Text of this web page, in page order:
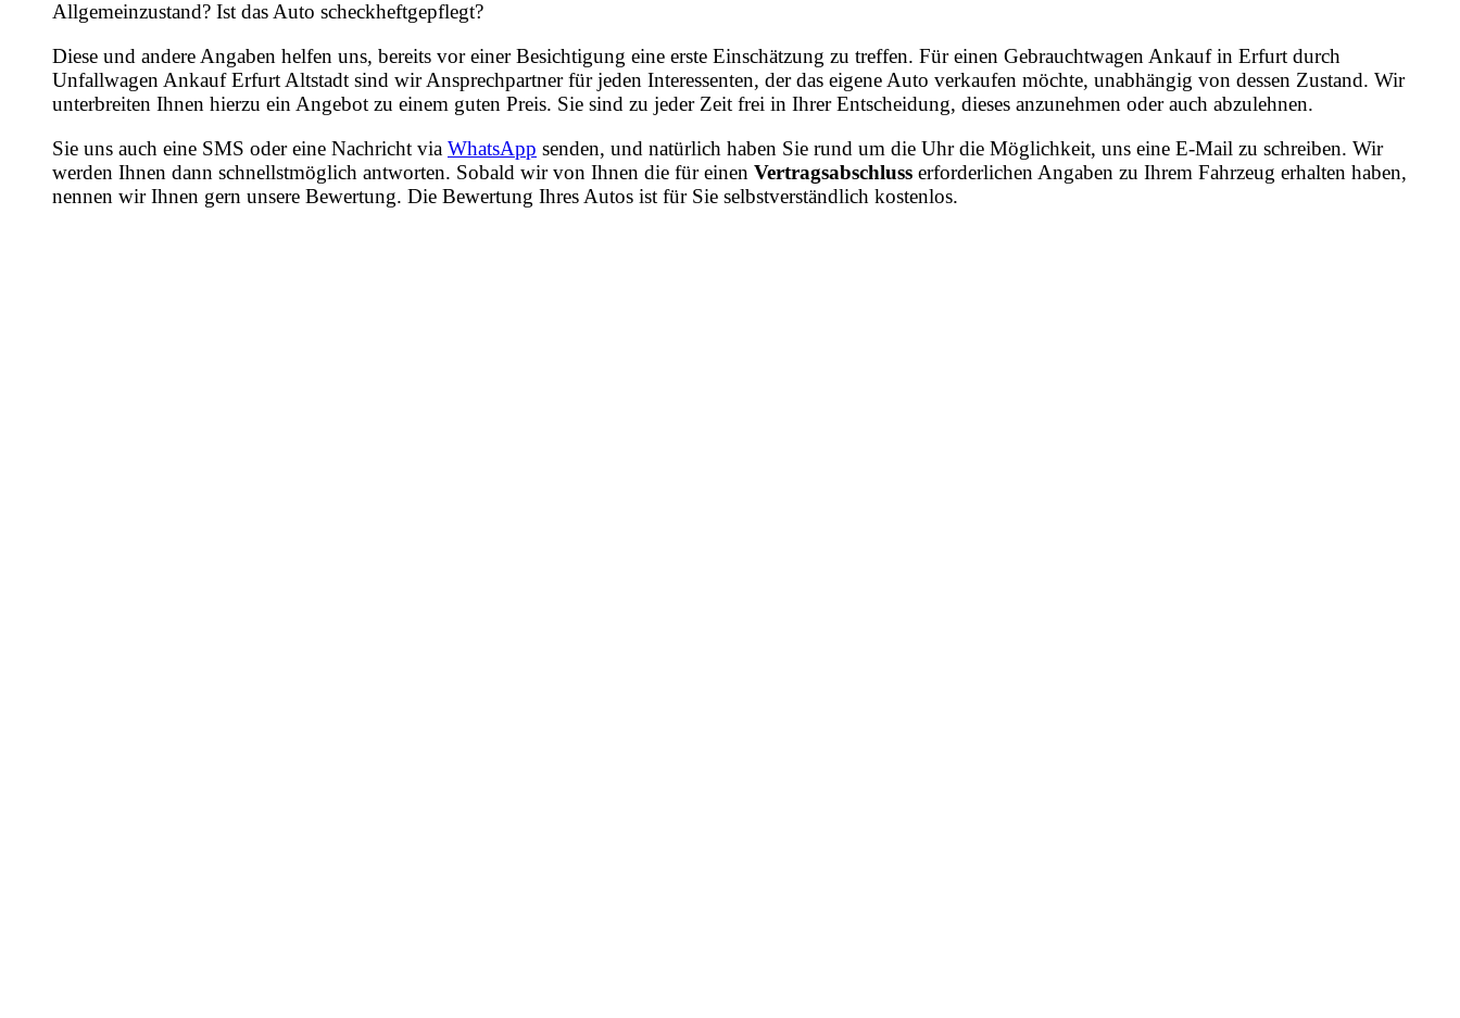
Allgemeinzustand? Ist das Auto scheckheftgepflegt?
Diese und andere Angaben helfen uns, bereits vor einer Besichtigung eine erste Einschätzung zu treffen. Für einen Gebrauchtwagen Ankauf in Erfurt durch
Unfallwagen Ankauf Erfurt Altstadt sind wir Ansprechpartner für jeden Interessenten, der das eigene Auto verkaufen möchte, unabhängig von dessen Zustand. Wir
unterbreiten Ihnen hierzu ein Angebot zu einem guten Preis. Sie sind zu jeder Zeit frei in Ihrer Entscheidung, dieses anzunehmen oder auch abzulehnen.
Sie uns auch eine SMS oder eine Nachricht via WhatsApp senden, und natürlich haben Sie rund um die Uhr die Möglichkeit, uns eine E-Mail zu schreiben. Wir
werden Ihnen dann schnellstmöglich antworten. Sobald wir von Ihnen die für einen Vertragsabschluss erforderlichen Angaben zu Ihrem Fahrzeug erhalten haben,
nennen wir Ihnen gern unsere Bewertung. Die Bewertung Ihres Autos ist für Sie selbstverständlich kostenlos.